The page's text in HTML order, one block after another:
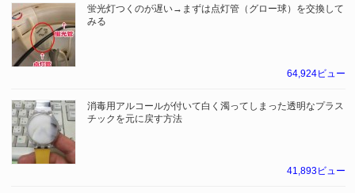
蛍光灯つくのが遅い→まずは点灯管（グロー球）を交換して
みる
64,924ビュー
消毒用アルコールが付いて白く濁ってしまった透明なプラス
チックを元に戻す方法
41,893ビュー